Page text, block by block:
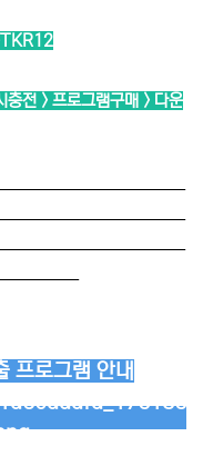
전 > 프로그램구매 > 다운
프로그램 안내